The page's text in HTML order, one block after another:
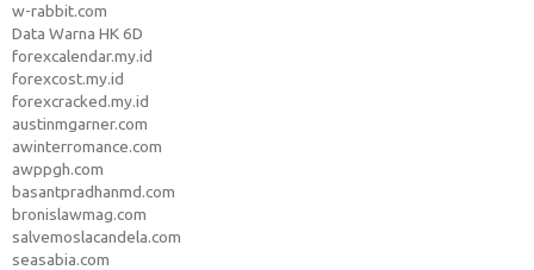
w-rabbit.com
Data Warna HK 6D
forexcalendar.my.id
forexcost.my.id
forexcracked.my.id
austinmgarner.com
awinterromance.com
awppgh.com
basantpradhanmd.com
bronislawmag.com
salvemoslacandela.com
seasabia.com